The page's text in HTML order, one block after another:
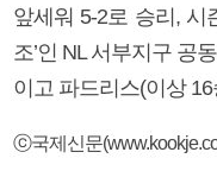
앞세워 5-2로 승리, 시
조’인 NL 서부지구 공
이고 파드리스(이상
ⓒ국제신문